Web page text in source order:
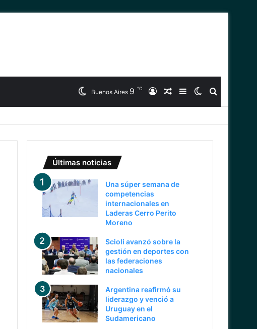
Buscar
Switch
Barra
Artículo
Iniciar
Buenos Aires 9 ℃
Últimas noticias
Una súper semana de
competencias
internacionales en
Laderas Cerro Perito
Moreno
Scioli avanzó sobre la
gestión en deportes con
las federaciones
nacionales
Argentina reafirmó su
liderazgo y venció a
Uruguay en el
Sudamericano